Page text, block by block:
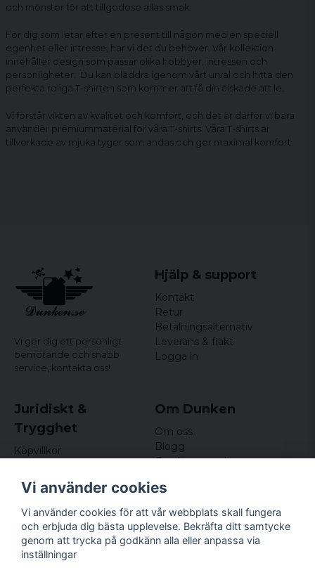
och mönster för att tillgodose allas smak.
För dig som letar efter en present till någon med en speciell
egenhet eller intresse, har vi det du behöver. Vår kollektion
innehåller design som passar olika hobbyer, intressen och
personligheter. Du kan bläddra igenom vårt urval och hitta den
perfekta roliga T-shirten som kommer att få din älskade att le.
Vi förstår vikten av kvalitet och komfort, och det är därför vi bara
använder premiummaterial för våra T-shirts. Våra T-shirts är
tillverkade av mjuka tyger som andas och ger maximal komfort.
Vi ger dig ett personligt
bemötande och snabb
service, kontakta oss!
Hjälp & support
Kontakt
Retur
Betalningsalternativ
Leverans & frakt
Logga in
Juridiskt &
Trygghet
Köpvillkor
Om cookies
Om Dunken
Om oss
Blogg
Omdömen och
Nyhetsbrev
Kundklubb
Företagsuppgifter
Odd Sailor AB
Hamnplan 8, 29495
Vi använder cookies
Vi använder cookies för att vår webbplats skall fungera
och erbjuda dig bästa upplevelse. Bekräfta ditt samtycke
genom att trycka på godkänn alla eller anpassa via
inställningar